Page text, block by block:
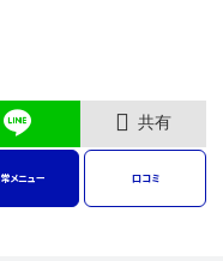
共有
メニュー 口コミ